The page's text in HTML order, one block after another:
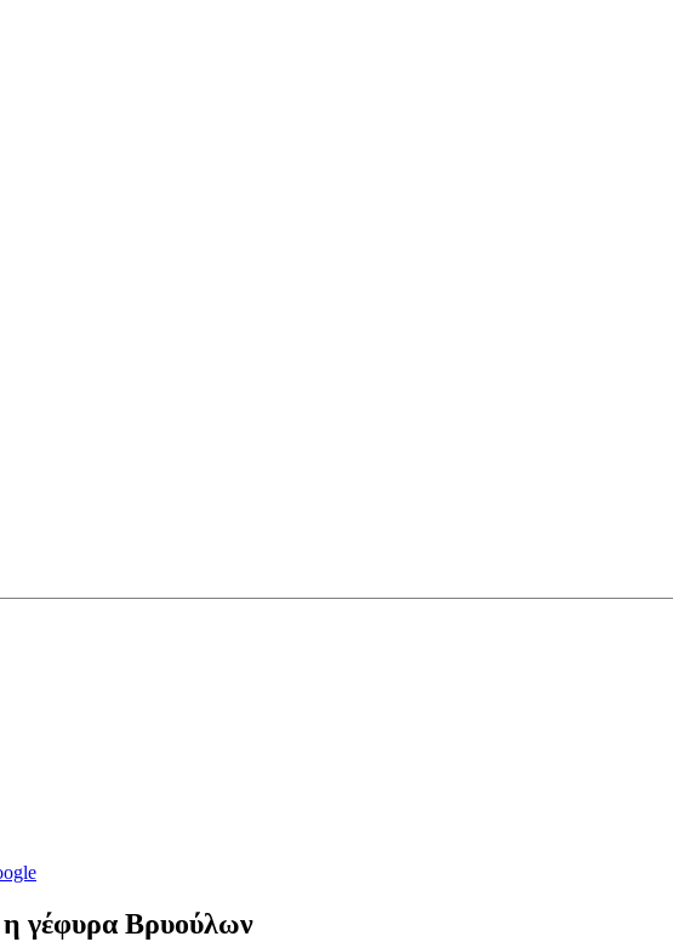
γέφυρα Βρυούλων